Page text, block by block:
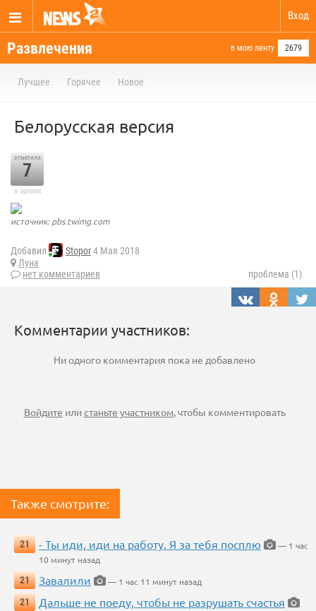
Вход
Развлечения в мою ленту 2679
Лучшее Горячее Новое
Белорусская версия
отметили
7
в архиве
источник: pbs.twimg.com
Добавил Stopor4 Мая 2018
Луна
нет комментариев
проблема (1)
Комментарии участников:
Ни одного комментария пока не добавлено
Войдите илистаньте участником, чтобы комментировать
Также смотрите:
21 - Ты иди, иди на работу. Я за тебя посплю
— 1 час
10 минут назад
21
Завалили
— 1 час 11 минут назад
21
Дальше не поеду, чтобы не разрушать счастья